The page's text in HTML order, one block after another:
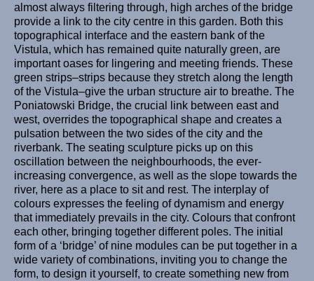
almost always filtering through, high arches of the bridge
provide a link to the city centre in this garden. Both this
topographical interface and the eastern bank of the
Vistula, which has remained quite naturally green, are
important oases for lingering and meeting friends. These
green strips–strips because they stretch along the length
of the Vistula–give the urban structure air to breathe. The
Poniatowski Bridge, the crucial link between east and
west, overrides the topographical shape and creates a
pulsation between the two sides of the city and the
riverbank. The seating sculpture picks up on this
oscillation between the neighbourhoods, the ever-
increasing convergence, as well as the slope towards the
river, here as a place to sit and rest. The interplay of
colours expresses the feeling of dynamism and energy
that immediately prevails in the city. Colours that confront
each other, bringing together different poles. The initial
form of a ‘bridge’ of nine modules can be put together in a
wide variety of combinations, inviting you to change the
form, to design it yourself, to create something new from